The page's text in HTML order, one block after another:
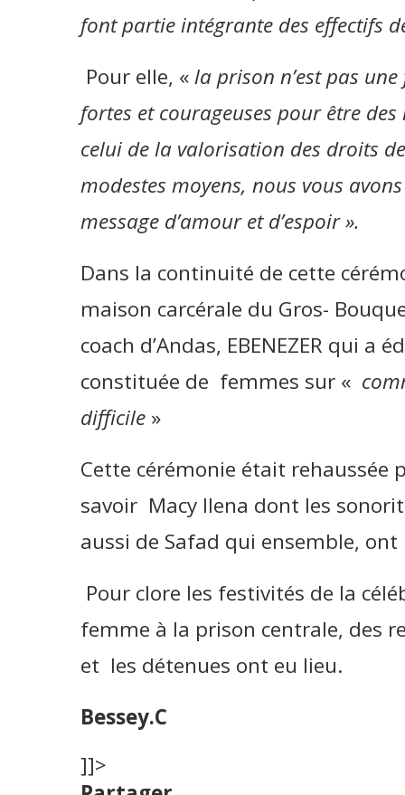
font partie intégrante des effectifs
Pour elle, «la prison n’est pas
fortes et courageuses pour être
celui de la valorisation des droits
modestes moyens, nous vous
message d’amour et d’espoir ».
Dans la continuité de cette
maison carcérale du Gros-
coach d’Andas, EBENEZER qui a
constituée de femmes sur «
difficile »
Cette cérémonie était rehaussée
savoir Macy Ilena dont les
aussi de Safad qui ensemble,
Pour clore les festivités de la
femme à la prison centrale, des
et les détenues ont eu lieu.
Bessey.C
]]>